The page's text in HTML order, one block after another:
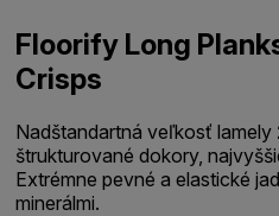
Floorify Long
Crisps
Nadštandartná veľkosť lamely
štrukturované dokory,
Extrémne pevné a elastické
minerálmi.